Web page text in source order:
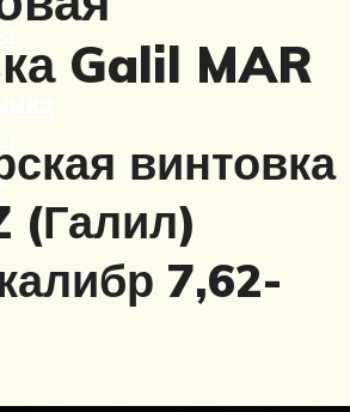
Galil MAR
винтовка
(Галил)
7,62-